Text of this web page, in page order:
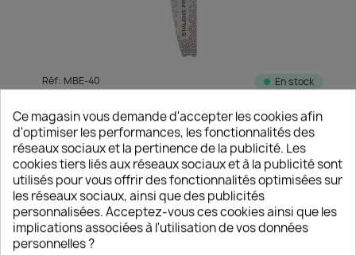
Réf: MBE-40 En stock
STALEKS PRO
BASE MÉTALLIQUE DEMI-LUNE EXPERT 40 - STALEKS
CONNECTEZ-VOUS POUR VOIR LES PRIX
Ce magasin vous demande d'accepter les cookies afin
d'optimiser les performances, les fonctionnalités des
réseaux sociaux et la pertinence de la publicité. Les
cookies tiers liés aux réseaux sociaux et à la publicité sont
utilisés pour vous offrir des fonctionnalités optimisées sur
les réseaux sociaux, ainsi que des publicités
personnalisées. Acceptez-vous ces cookies ainsi que les
implications associées à l'utilisation de vos données
personnelles ?